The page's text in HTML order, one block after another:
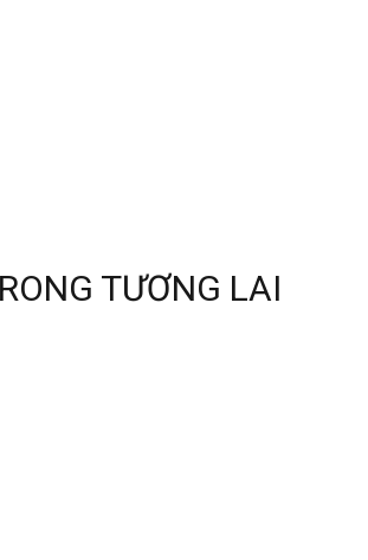
TƯƠNG LAI